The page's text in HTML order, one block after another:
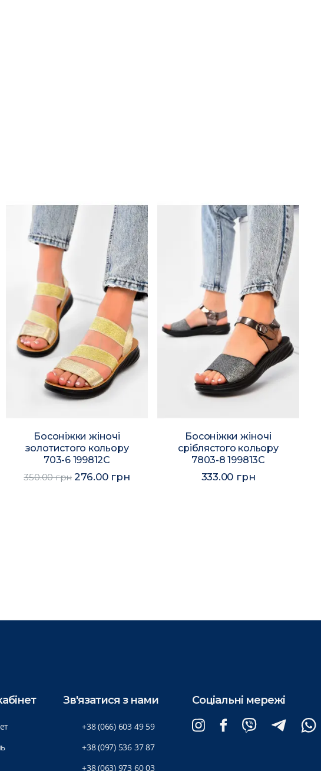
Босоніжки жіночі
золотистого кольору
703-6 199812C
350.00 грн 276.00 грн
Босоніжки жіночі
сріблястого кольору
7803-8 199813C
333.00 грн
Зв'язатися з нами
+38 (066) 603 49 59
+38 (097) 536 37 87
+38 (063) 973 60 03
Соціальні мережі